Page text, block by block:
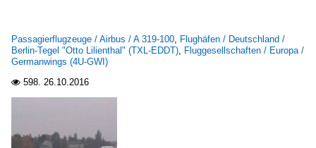
Passagierflugzeuge / Airbus / A 319-100, Flughäfen / Deutschland /
Berlin-Tegel "Otto Lilienthal" (TXL-EDDT), Fluggesellschaften / Europa /
Germanwings (4U-GWI)
 598. 26.10.2016